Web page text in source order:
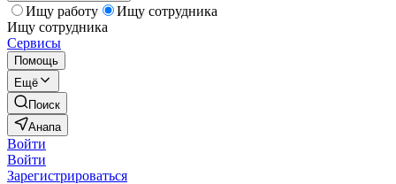
Ищу работу
Ищу сотрудника
Ищу сотрудника
Сервисы
Помощь
Ещё
Поиск
Анапа
Войти
Войти
Зарегистрироваться